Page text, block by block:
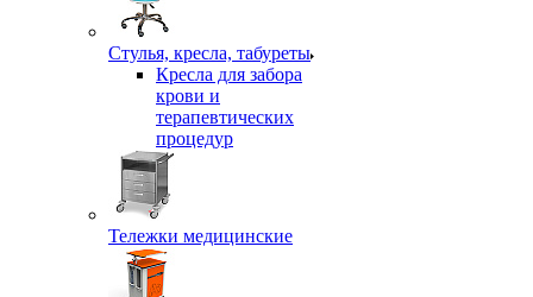
Стулья, кресла, табуреты
Кресла для забора
крови и
терапевтических
процедур
Тележки медицинские